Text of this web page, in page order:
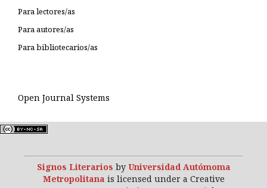
Para lectores/as
Para autores/as
Para bibliotecarios/as
Open Journal Systems
Signos Literarios by Universidad Autómoma
Metropolitana is licensed under a Creative